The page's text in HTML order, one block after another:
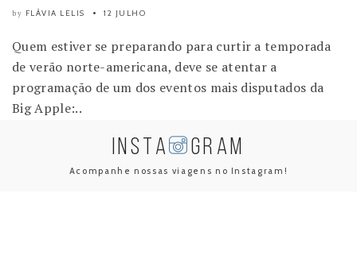
by FLÁVIA LELIS 12 JULHO
Quem estiver se preparando para curtir a temporada
de verão norte-americana, deve se atentar a
programação de um dos eventos mais disputados da
Big Apple:..
INSTA GRAM
Acompanhe nossas viagens no Instagram!